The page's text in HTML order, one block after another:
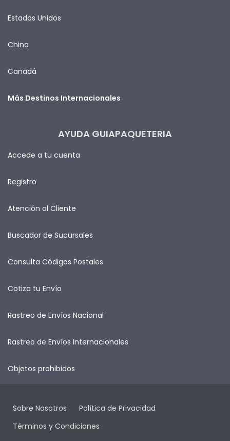
Estados Unidos
China
Canadá
Más Destinos Internacionales
AYUDA GUIAPAQUETERIA
Accede a tu cuenta
Registro
Atención al Cliente
Buscador de Sucursales
Consulta Códigos Postales
Cotiza tu Envío
Rastreo de Envíos Nacional
Rastreo de Envíos Internacionales
Objetos prohibidos
Sobre Nosotros
Política de Privacidad
Términos y Condiciones